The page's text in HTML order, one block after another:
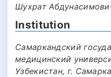
Шухрат
Institution
Самаркандский
медицинский
Узбекистан, г.